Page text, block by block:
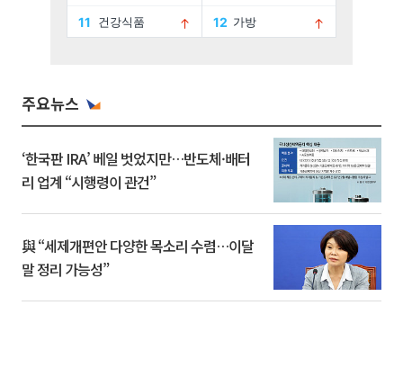
주요뉴스
‘한국판 IRA’ 베일 벗었지만…반도체·배터
리 업계 “시행령이 관건”
與 “세제개편안 다양한 목소리 수렴…이달
말 정리 가능성”